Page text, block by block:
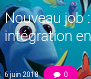
Nouveau job
intégration
6 juin 2018 0